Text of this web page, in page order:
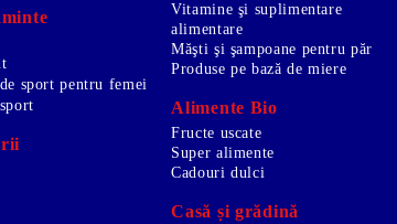
sport pentru femei
Vitamine şi suplimentare
alimentare
Măşti şi şampoane pentru păr
Produse pe bază de miere
Alimente Bio
Fructe uscate
Super alimente
Cadouri dulci
Casă și grădină